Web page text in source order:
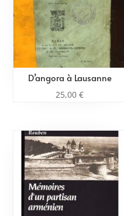
D’angora à Lausanne
25,00€